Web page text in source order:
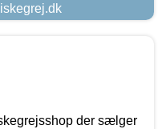
der sælger